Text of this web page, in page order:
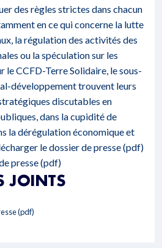
des règles strictes dans chacun
en ce qui concerne la lutte
la régulation des activités des
ou la spéculation sur les
le CCFD-Terre Solidaire, le sous-
développement trouvent leurs
discutables en
dans la cupidité de
la dérégulation économique et
le dossier de presse (pdf)
presse (pdf)
JOINTS
(pdf)